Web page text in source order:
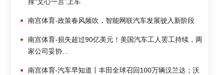
南宫体育-政策春风频吹，智能网联汽车发展驶入新阶段
南宫体育-损失超过90亿美元！美国汽车工人罢工持续，两
家公司妥协…
南宫体育-汽车早知道丨丰田全球召回100万辆汉兰达；沃